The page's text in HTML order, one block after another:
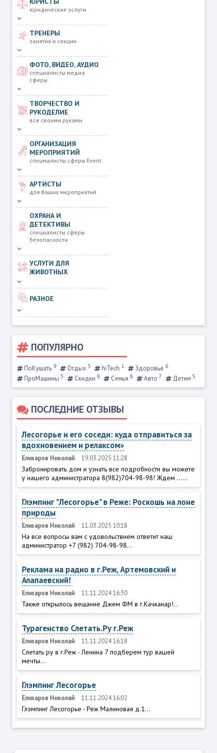
юридические услуги
ТРЕНЕРЫ
занятия и секции
ФОТО, ВИДЕО, АУДИО
специалисты медиа
сферы
ТВОРЧЕСТВО И
РУКОДЕЛИЕ
все своими руками
ОРГАНИЗАЦИЯ
МЕРОПРИЯТИЙ
спецмалисты сферы Event
АРТИСТЫ
для Ваших мероприятий
ОХРАНА И
ДЕТЕКТИВЫ
специалисты сферы
безопасности
УСЛУГИ ДЛЯ
ЖИВОТНЫХ
РАЗНОЕ
ПОПУЛЯРНО
ПоКушать 9 Отдых 3 hiTech 1 Здоровье 6
ПроМашины 5 Скидки 8 Семья 8 Авто 7 Детям 5
ПОСЛЕДНИЕ ОТЗЫВЫ
Лесогорье и его соседи: куда отправиться за
вдохновением и релаксом»
Елизаров Николай 19.03.2025 11:28
Забронировать дом и узнать все подробности вы можете
у нашего администратора 8(982)704-98-98! Ждем ......
Глэмпинг "Лесогорье" в Реже: Роскошь на лоне
природы
Елизаров Николай 11.03.2025 10:18
На все вопросы вам с удовольствием ответит наш
администратор +7 (982) 704-98-98...
Реклама на радио в г.Реж, Артемовский и
Алапаевский!
Елизаров Николай 11.11.2024 16:30
Также открылось вещание Джем ФМ в г.Качканар!...
Турагенство Слетать.Ру г.Реж
Елизаров Николай 11.11.2024 16:18
Слетать ру в г.Реж - Ленина 7 подберем тур вашей
мечты...
Глэмпинг Лесогорье
Елизаров Николай 11.11.2024 16:02
Глэмпинг Лесогорье - Реж Малиновая д.1...